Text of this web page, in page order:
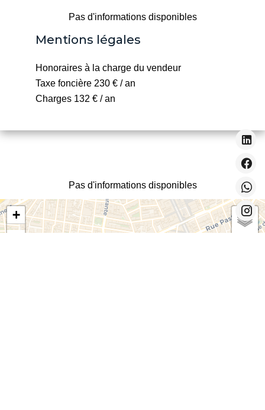
Pas d'informations disponibles
Mentions légales
Honoraires à la charge du vendeur
Taxe foncière 230 € / an
Charges 132 € / an
Pas d'informations disponibles
+